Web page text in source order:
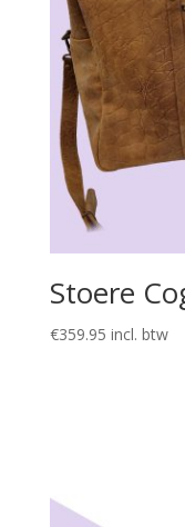
Stoere
€359.95 incl. btw